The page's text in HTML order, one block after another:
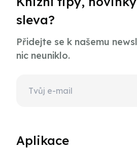
sleva?
Přidejte se k našemu
nic neuniklo.
Aplikace